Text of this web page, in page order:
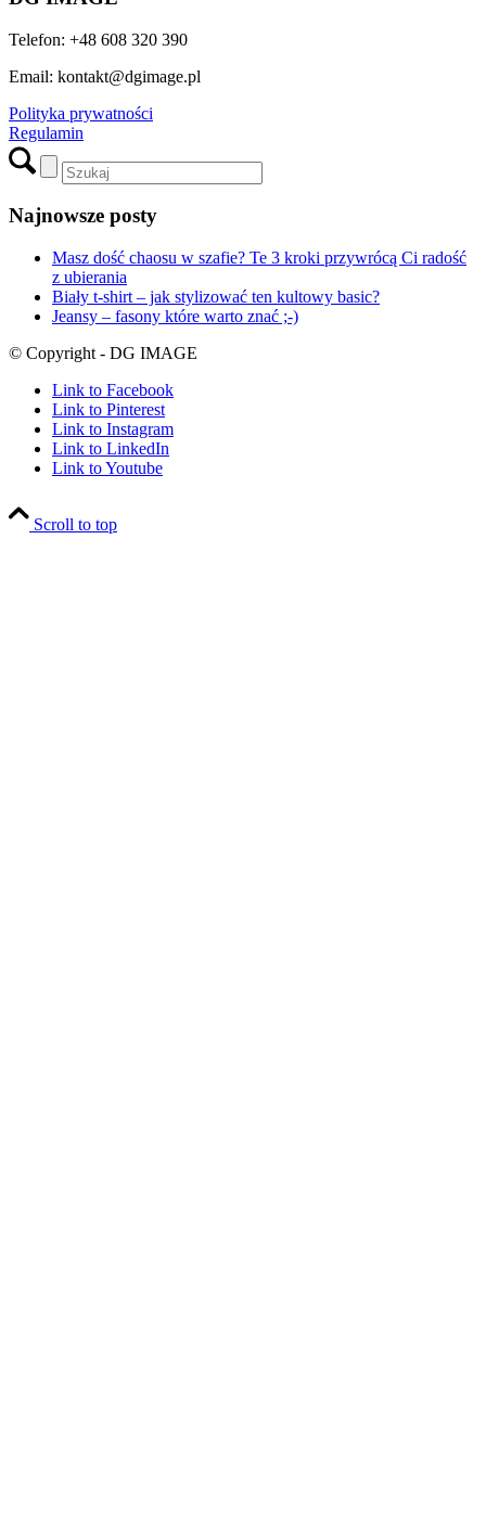
Telefon: +48 608 320 390
Email: kontakt@dgimage.pl
Polityka prywatności
Regulamin
Najnowsze posty
Masz dość chaosu w szafie? Te 3 kroki przywrócą Ci radość
z ubierania
Biały t-shirt – jak stylizować ten kultowy basic?
Jeansy – fasony które warto znać ;-)
© Copyright - DG IMAGE
Link to Facebook
Link to Pinterest
Link to Instagram
Link to LinkedIn
Link to Youtube
Scroll to top